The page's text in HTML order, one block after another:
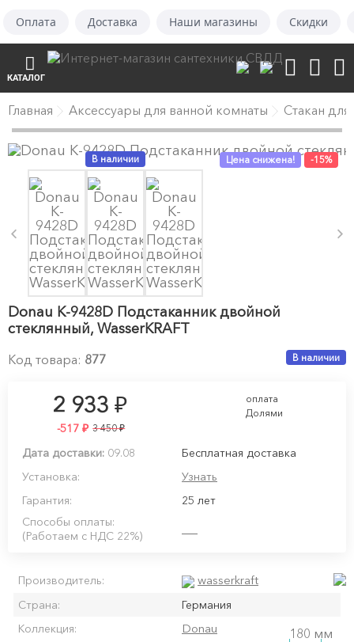
Оплата Доставка Наши магазины Скидки
КАТАЛОГ
Главная Аксессуары для ванной комнаты Стакан
Цена снижена! -15%
В наличии
Donau K-9428D Подстаканник двойной
стеклянный, WasserKRAFT
Код товара: 877 В наличии
2 933₽
-517₽ 3 450₽
оплата
Долями
Дата доставки: 09.08
Бесплатная доставка
Установка:
Узнать
Гарантия:
25 лет
Способы оплаты:
(Работаем с НДС 22%)
Производитель: wasserkraft
Страна:
Германия
Коллекция:
Donau 180 мм